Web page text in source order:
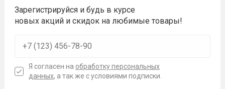
Зарегистрируйся и будь в курсе
новых акций и скидок на любимые товары!
Я согласен на обработку персональных
данных, а так же с условиями подписки.